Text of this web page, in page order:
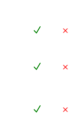
N M
N M
N M